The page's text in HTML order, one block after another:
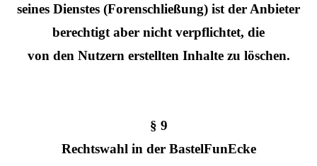
seines Dienstes (Forenschließung) ist der Anbieter
berechtigt aber nicht verpflichtet, die
von den Nutzern erstellten Inhalte zu löschen.
§ 9
Rechtswahl in der BastelFunEcke